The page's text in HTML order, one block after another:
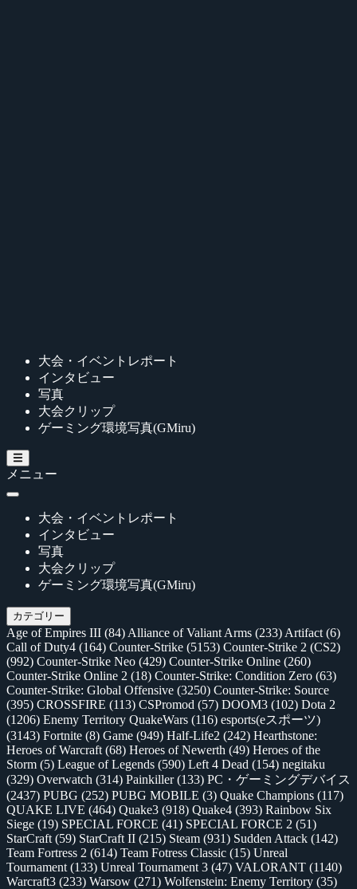
大会・イベントレポート
インタビュー
写真
大会クリップ
ゲーミング環境写真(GMiru)
メニュー
大会・イベントレポート
インタビュー
写真
大会クリップ
ゲーミング環境写真(GMiru)
カテゴリー
Age of Empires III (84) Alliance of Valiant Arms (233) Artifact (6)
Call of Duty4 (164) Counter-Strike (5153) Counter-Strike 2 (CS2)
(992) Counter-Strike Neo (429) Counter-Strike Online (260)
Counter-Strike Online 2 (18) Counter-Strike: Condition Zero (63)
Counter-Strike: Global Offensive (3250) Counter-Strike: Source
(395) CROSSFIRE (113) CSPromod (57) DOOM3 (102) Dota 2
(1206) Enemy Territory QuakeWars (116) esports(eスポーツ)
(3143) Fortnite (8) Game (949) Half-Life2 (242) Hearthstone:
Heroes of Warcraft (68) Heroes of Newerth (49) Heroes of the
Storm (5) League of Legends (590) Left 4 Dead (154) negitaku
(329) Overwatch (314) Painkiller(133) PC・ゲーミングデバイス
(2437) PUBG (252) PUBG MOBILE (3) Quake Champions (117)
QUAKE LIVE (464) Quake3 (918) Quake4 (393) Rainbow Six
Siege (19) SPECIAL FORCE (41) SPECIAL FORCE 2 (51)
StarCraft (59) StarCraft II (215) Steam (931) Sudden Attack (142)
Team Fortress 2 (614) Team Fotress Classic (15) Unreal
Tournament (133) Unreal Tournament 3 (47) VALORANT (1140)
Warcraft3 (233) Warsow (271) Wolfenstein: Enemy Territory (35)